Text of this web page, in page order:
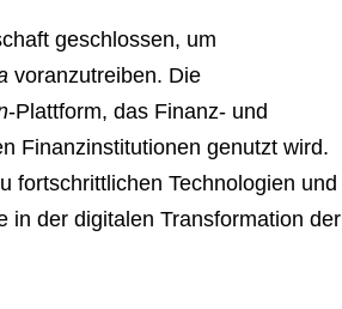
geschlossen, um
voranzutreiben. Die
-Plattform, das Finanz- und
Finanzinstitutionen genutzt wird.
fortschrittlichen Technologien und
in der digitalen Transformation der